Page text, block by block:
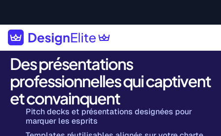
Des présentations
professionnelles qui captivent
et convainquent
Pitch decks et présentations designées pour
marquer les esprits